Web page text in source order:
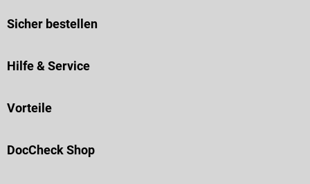
Sicher bestellen
Hilfe & Service
Vorteile
DocCheck Shop